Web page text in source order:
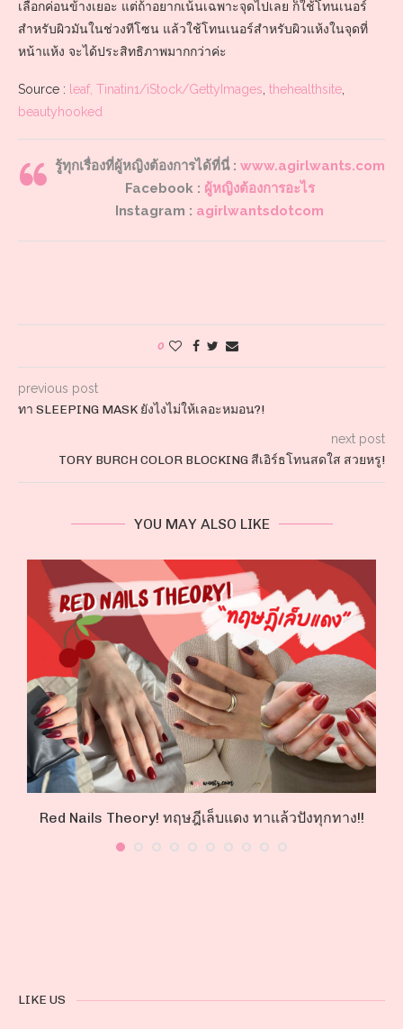
เลือกค่อนข้างเยอะ แต่ถ้าอยากเน้นเฉพาะจุดไปเลย ก็ใช้โทนเนอร์
สำหรับผิวมันในช่วงทีโซน แล้วใช้โทนเนอร์สำหรับผิวแห้งในจุดที่
หน้าแห้ง จะได้ประสิทธิภาพมากกว่าค่ะ
Source : leaf, Tinatin1/iStock/GettyImages, thehealthsite,
beautyhooked
รู้ทุกเรื่องที่ผู้หญิงต้องการได้ที่นี่ : www.agirlwants.com
Facebook : ผู้หญิงต้องการอะไร
Instagram : agirlwantsdotcom
0
previous post
ทา SLEEPING MASK ยังไงไม่ให้เลอะหมอน?!
next post
TORY BURCH COLOR BLOCKING สีเอิร์ธโทนสดใส สวยหรู!
YOU MAY ALSO LIKE
Red Nails Theory! ทฤษฎีเล็บแดง ทาแล้วปังทุกทาง!!
LIKE US